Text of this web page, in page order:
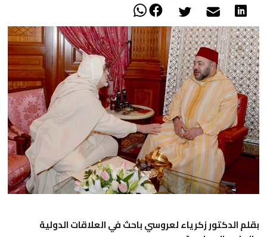
بقلم الدكتور زكرياء لعروسي باحث في العلاقات الدولية